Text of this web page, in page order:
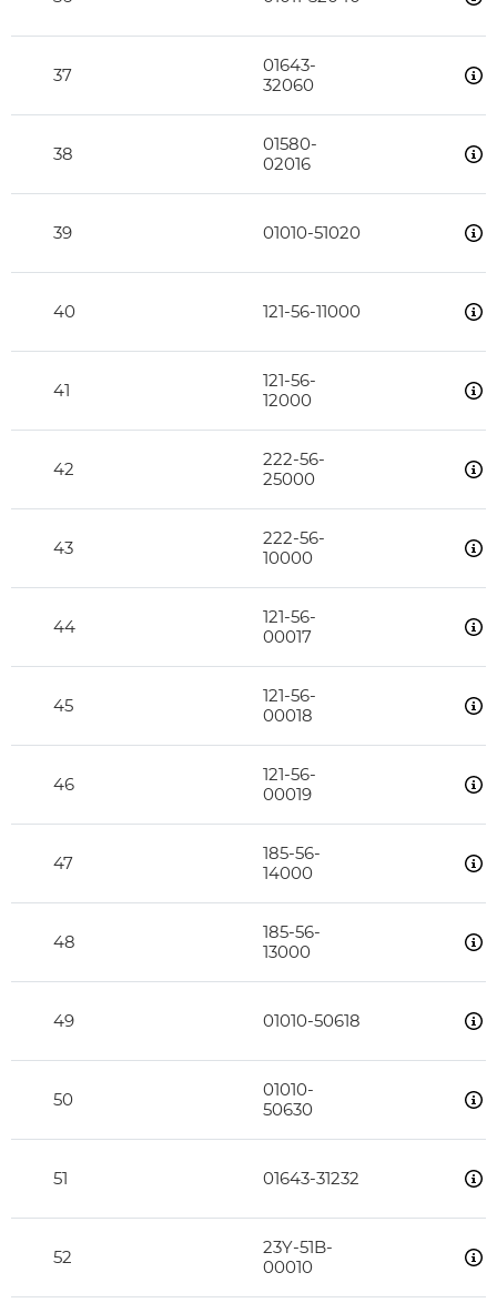
37
01643-
32060
38
01580-
02016
39 01010-51020
40 121-56-11000
41
121-56-
12000
42
222-56-
25000
43
222-56-
10000
44
121-56-
00017
45
121-56-
00018
46
121-56-
00019
47
185-56-
14000
48
185-56-
13000
49 01010-50618
50
01010-
50630
51 01643-31232
52
23Y-51B-
00010